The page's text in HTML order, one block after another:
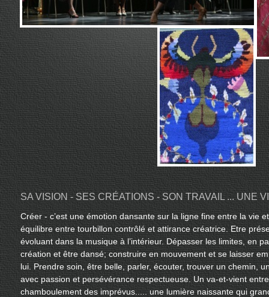
Créer - c’est une émotion dansante sur la ligne fine entre la vie
équilibre entre tourbillon contrôlé et attirance créatrice. Etre
évoluant dans la musique à l’intérieur. Dépasser les limites, en
création et être dansé; construire en mouvement et se laisser
lui. Prendre soin, être belle, parler, écouter, trouver un chemin,
avec passion et persévérance respectueuse. Un va-et-vient
chamboulement des imprévus..... une lumière naissante qui
SA VISION - SES CRÉATIONS - SON TRAVAIL ... UNE